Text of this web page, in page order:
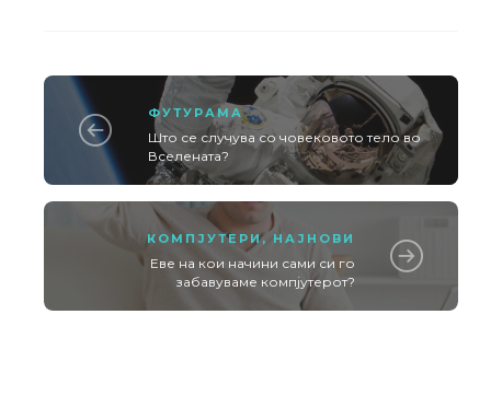
ФУТУРАМА
Што се случува со човековото тело во
Вселената?
КОМПЈУТЕРИ, НАЈНОВИ
Еве на кои начини сами си го
забавуваме компјутерот?